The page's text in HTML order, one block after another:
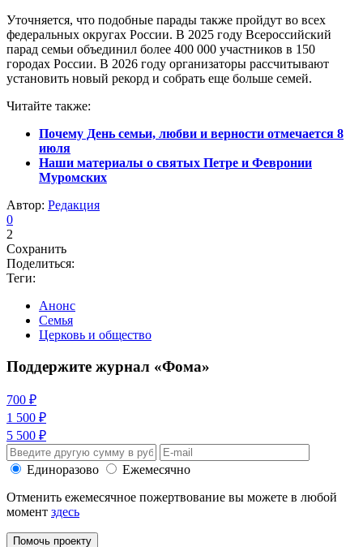
Уточняется, что подобные парады также пройдут во всех
федеральных округах России. В 2025 году Всероссийский
парад семьи объединил более 400 000 участников в 150
городах России. В 2026 году организаторы рассчитывают
установить новый рекорд и собрать еще больше семей.
Читайте также:
Почему День семьи, любви и верности отмечается 8
июля
Наши материалы о святых Петре и Февронии
Муромских
Автор: Редакция
0
2
Сохранить
Поделиться:
Теги:
Анонс
Семья
Церковь и общество
Поддержите журнал «Фома»
700 ₽
1 500 ₽
5 500 ₽
Единоразово
Ежемесячно
Отменить ежемесячное пожертвование вы можете в любой
момент здесь
Помочь проекту